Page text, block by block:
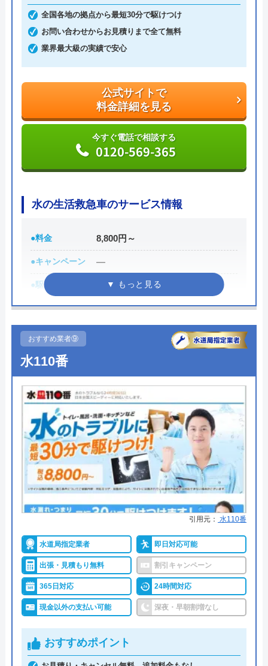
りは無料で実施しているので、利用して施工方法な
どをしっかりと決めましょう。修理・交換の両方に
対応できる業者なので、より意向に沿った提案をし
てもらえます。
公式サイトで
料金詳細を見る
今すぐ電話で相談する
0120-001-249
株式会社ウォーターライフケアの基本情報
運営会社 株式会社ウォーターライフケア
代表者 飛田 賢志
所在地
〒312-0062
茨城県ひたちなか市高場1180-3
対応エリア 茨城県、栃木県、福島県全域
全国各地の拠点から最短30分で駆けつけ
お問い合わせからお見積りまで全て無料
業界最大級の実績で安心
公式サイトで
料金詳細を見る
今すぐ電話で相談する
0120-569-365
水の生活救急車のサービス情報
●料金 8,800円～
●キャンペーン ―
●駆けつけ時間 最短30分
●受付時間 8:00-22:00
●定休日
●出張見積もり
●支払い方法 現金、クレジットカード
●累計実績 施工対応数240万件以上
●保証・保険 ―
詳細は公式HPでご確認ください
水の生活救急車がおすすめの理由
拠点数2270店舗と日本全国に拠点を構え、年中無休
で対応をしています。日中はコールセンターにて問
い合わせ受付をしてくれるので、すぐに相談ができ
水トラブルの不安もすぐに解消できます。
調整作業のみであれば8,800円～と明朗会計。問い合
わせから見積もりまですべて無料でできるので、ま
日本全国の水トラブルに対応している水の生活救急
おすすめ業者⑨
水110番
引用元： 水110番
水道局指定業者 即日対応可能
出張・見積もり無料 割引キャンペーン
365日対応 24時間対応
現金以外の支払い可能 深夜・早朝割増なし
おすすめポイント